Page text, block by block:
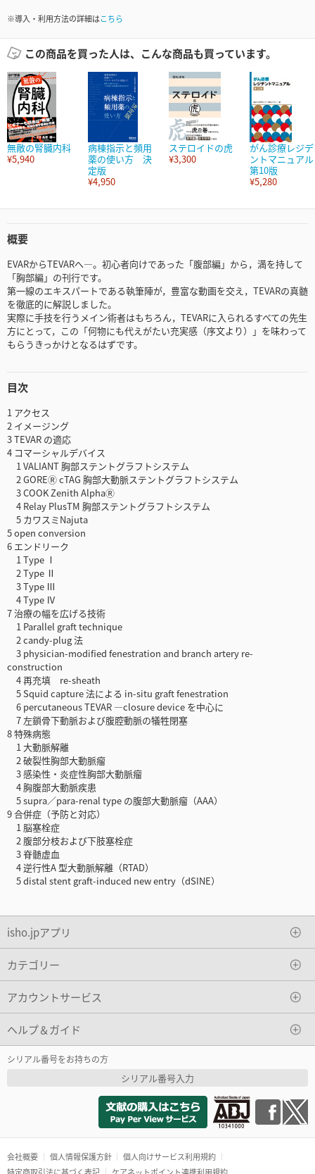
※導入・利用方法の詳細はこちら
この商品を買った人は、こんな商品も買っています。
無敵の腎臓内科
¥5,940
病棟指示と頻用
薬の使い方 決
定版
¥4,950
ステロイドの虎
¥3,300
がん診療レジデ
ントマニュアル
第10版
¥5,280
概要
EVARからTEVARへ―。初心者向けであった「腹部編」から，満を持して
「胸部編」の刊行です。
第一線のエキスパートである執筆陣が，豊富な動画を交え，TEVARの真髄
を徹底的に解説しました。
実際に手技を行うメイン術者はもちろん，TEVARに入られるすべての先生
方にとって，この「何物にも代えがたい充実感（序文より）」を味わって
もらうきっかけとなるはずです。
目次
1 アクセス
2 イメージング
3 TEVAR の適応
4 コマーシャルデバイス
1 VALIANT 胸部ステントグラフトシステム
2 GOREⓇ cTAG 胸部大動脈ステントグラフトシステム
3 COOK Zenith AlphaⓇ
4 Relay PlusTM 胸部ステントグラフトシステム
5 カワスミNajuta
5 open conversion
6 エンドリーク
1 Type Ⅰ
2 Type Ⅱ
3 Type Ⅲ
4 Type Ⅳ
7 治療の幅を広げる技術
1 Parallel graft technique
2 candy-plug 法
3 physician-modified fenestration and branch artery re-
construction
4 再充填 re-sheath
5 Squid capture 法による in-situ graft fenestration
6 percutaneous TEVAR ―closure device を中心に
7 左鎖骨下動脈および腹腔動脈の犠牲閉塞
8 特殊病態
1 大動脈解離
2 破裂性胸部大動脈瘤
3 感染性・炎症性胸部大動脈瘤
4 胸腹部大動脈疾患
5 supra／para-renal type の腹部大動脈瘤（AAA）
9 合併症（予防と対応）
1 脳塞栓症
2 腹部分枝および下肢塞栓症
3 脊髄虚血
4 逆行性A 型大動脈解離（RTAD）
5 distal stent graft-induced new entry（dSINE）
isho.jpアプリ
カテゴリー
アカウントサービス
ヘルプ＆ガイド
シリアル番号をお持ちの方
シリアル番号入力
会社概要 個人情報保護方針
個人向けサービス利用規約